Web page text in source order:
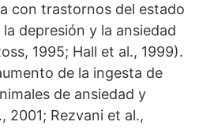
con trastornos del estado
depresión y la ansiedad
1995; Hall et al., 1999).
de la ingesta de
de ansiedad y
2001; Rezvani et al.,